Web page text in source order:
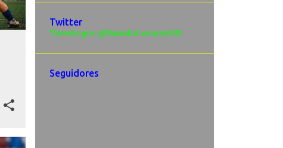
Twitter
Tweets por @MundoLevanteUD
Seguidores